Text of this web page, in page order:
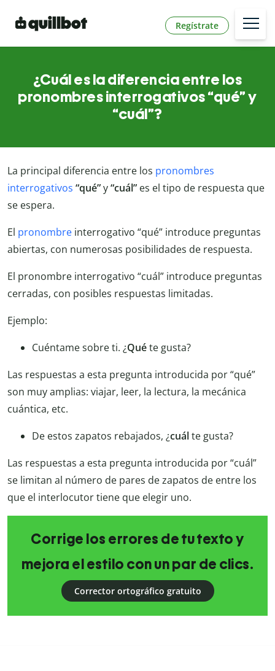
Regístrate
¿Cuál es la diferencia entre los
pronombres interrogativos “qué” y
“cuál”?
La principal diferencia entre los pronombres
interrogativos “qué”y“cuál” es el tipo de respuesta que
se espera.
El pronombre interrogativo “qué” introduce preguntas
abiertas, con numerosas posibilidades de respuesta.
El pronombre interrogativo “cuál” introduce preguntas
cerradas, con posibles respuestas limitadas.
Ejemplo:
Cuéntame sobre ti. ¿Quéte gusta?
Las respuestas a esta pregunta introducida por “qué”
son muy amplias: viajar, leer, la lectura, la mecánica
cuántica, etc.
De estos zapatos rebajados, ¿cuálte gusta?
Las respuestas a esta pregunta introducida por “cuál”
se limitan al número de pares de zapatos de entre los
que el interlocutor tiene que elegir uno.
Corrige los errores de tu texto y
mejora el estilo con un par de clics.
Corrector ortográfico gratuito